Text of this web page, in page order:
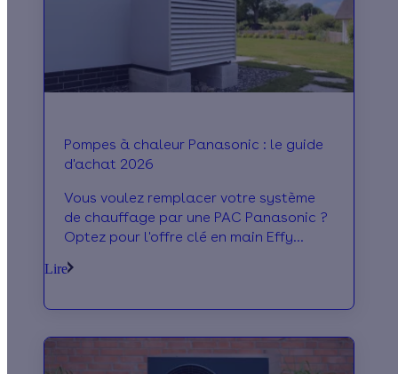
Pompes à chaleur Panasonic : le guide
d'achat 2026
Vous voulez remplacer votre système
de chauffage par une PAC Panasonic ?
Optez pour l'offre clé en main Effy
travaux !
Lire